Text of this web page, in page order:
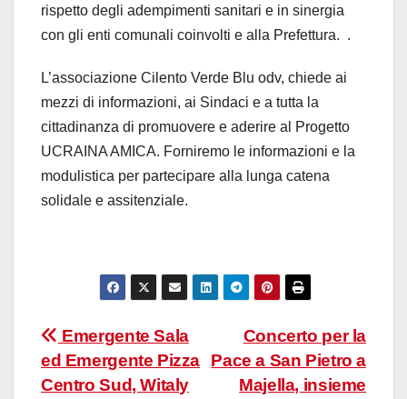
rispetto degli adempimenti sanitari e in sinergia
con gli enti comunali coinvolti e alla Prefettura. .
L’associazione Cilento Verde Blu odv, chiede ai
mezzi di informazioni, ai Sindaci e a tutta la
cittadinanza di promuovere e aderire al Progetto
UCRAINA AMICA. Forniremo le informazioni e la
modulistica per partecipare alla lunga catena
solidale e assitenziale.
Navigazione
articoli
Concerto per la
Pace a San Pietro a
Majella, insieme
Emergente Sala
ed Emergente Pizza
Centro Sud, Witaly